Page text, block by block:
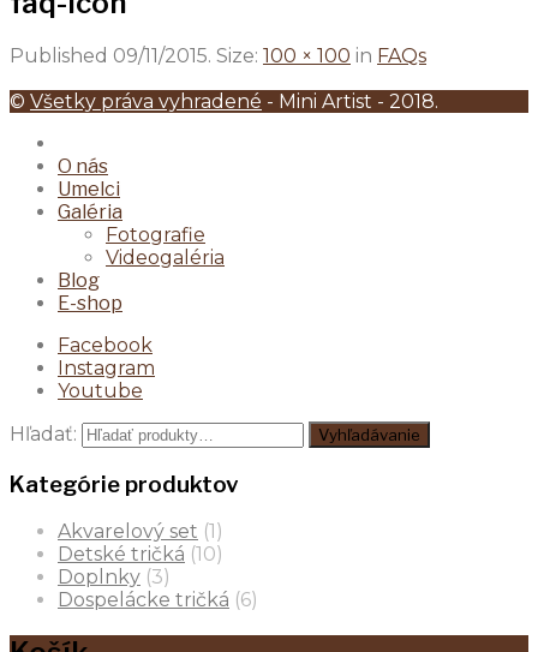
Published 09/11/2015. Size: 100 × 100 in FAQs
© Všetky práva vyhradené - Mini Artist - 2018.
O nás
Umelci
Galéria
Fotografie
Videogaléria
Blog
E-shop
Facebook
Instagram
Youtube
Hľadať:
Vyhľadávanie
Kategórie produktov
Akvarelový set (1)
Detské tričká (10)
Doplnky (3)
Dospelácke tričká (6)